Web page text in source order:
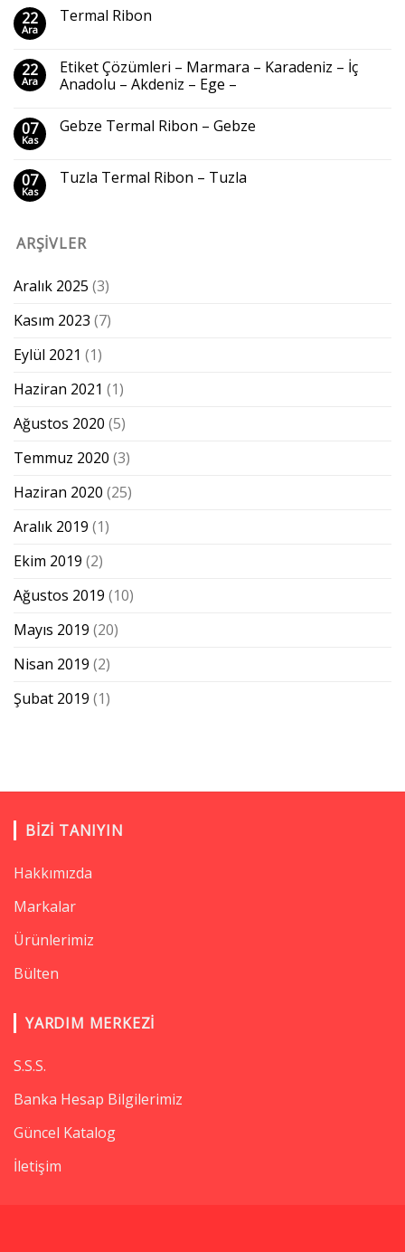
22
Ara
Termal Ribon
22
Ara
Etiket Çözümleri – Marmara – Karadeniz – İç
Anadolu – Akdeniz – Ege –
07
Kas
Gebze Termal Ribon – Gebze
07
Kas
Tuzla Termal Ribon – Tuzla
ARŞIVLER
Aralık 2025 (3)
Kasım 2023 (7)
Eylül 2021 (1)
Haziran 2021 (1)
Ağustos 2020 (5)
Temmuz 2020 (3)
Haziran 2020 (25)
Aralık 2019 (1)
Ekim 2019 (2)
Ağustos 2019 (10)
Mayıs 2019 (20)
Nisan 2019 (2)
Şubat 2019 (1)
BIZI TANIYIN
Hakkımızda
Markalar
Ürünlerimiz
Bülten
YARDIM MERKEZI
S.S.S.
Banka Hesap Bilgilerimiz
Güncel Katalog
İletişim